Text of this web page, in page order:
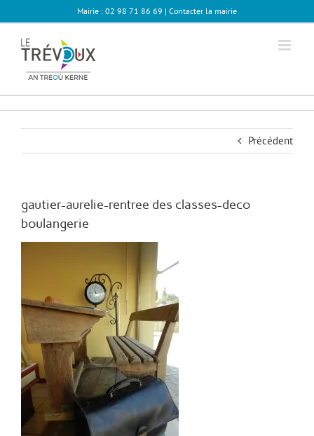
au
Mairie : 02 98 71 86 69 | Contacter la mairie
Précédent
gautier-aurelie-rentree des classes-deco
boulangerie